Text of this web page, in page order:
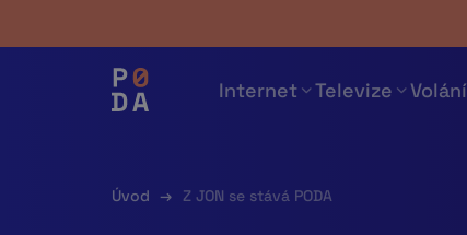
Internet Televize Volání
Úvod → Z JON se stává PODA